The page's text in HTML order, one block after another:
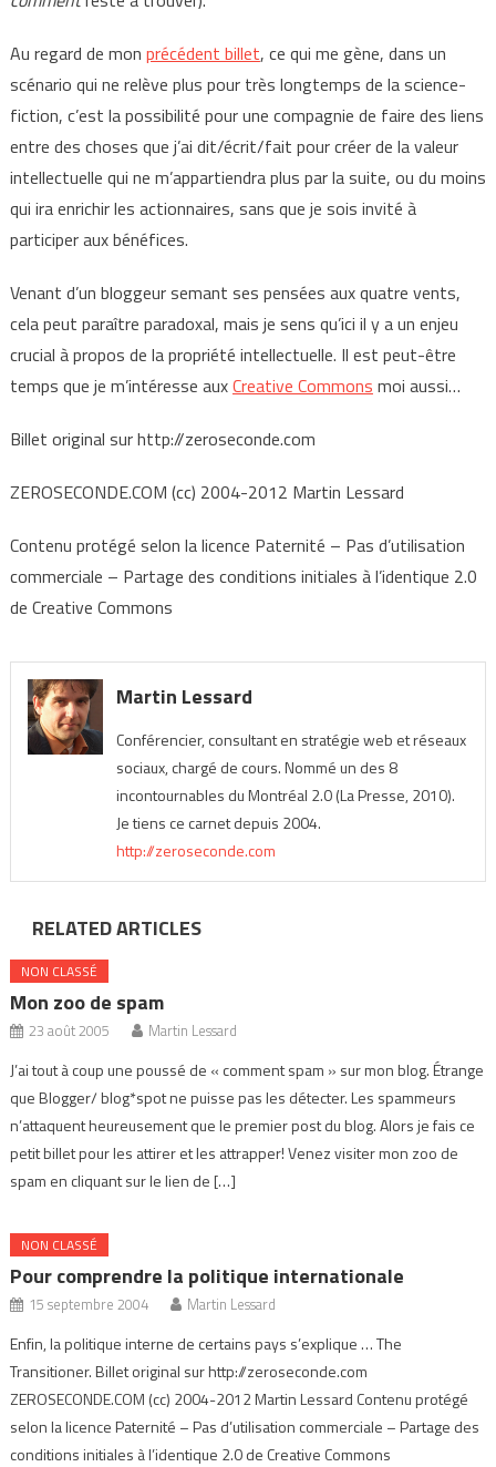
Au regard de mon précédent billet, ce qui me gène, dans un
scénario qui ne relève plus pour très longtemps de la science-
fiction, c’est la possibilité pour une compagnie de faire des liens
entre des choses que j’ai dit/écrit/fait pour créer de la valeur
intellectuelle qui ne m’appartiendra plus par la suite, ou du moins
qui ira enrichir les actionnaires, sans que je sois invité à
participer aux bénéfices.
Venant d’un bloggeur semant ses pensées aux quatre vents,
cela peut paraître paradoxal, mais je sens qu’ici il y a un enjeu
crucial à propos de la propriété intellectuelle. Il est peut-être
temps que je m’intéresse auxCreative Commons moi aussi…
Billet original sur http://zeroseconde.com
ZEROSECONDE.COM (cc) 2004-2012 Martin Lessard
Contenu protégé selon la licence Paternité – Pas d’utilisation
commerciale – Partage des conditions initiales à l’identique 2.0
de Creative Commons
Martin Lessard
Conférencier, consultant en stratégie web et réseaux
sociaux, chargé de cours. Nommé un des 8
incontournables du Montréal 2.0 (La Presse, 2010).
Je tiens ce carnet depuis 2004.
http://zeroseconde.com
RELATED ARTICLES
NON CLASSÉ
Mon zoo de spam
23 août 2005 Martin Lessard
J’ai tout à coup une poussé de « comment spam » sur mon blog. Étrange
que Blogger/ blog*spot ne puisse pas les détecter. Les spammeurs
n’attaquent heureusement que le premier post du blog. Alors je fais ce
petit billet pour les attirer et les attrapper! Venez visiter mon zoo de
spam en cliquant sur le lien de […]
NON CLASSÉ
Pour comprendre la politique internationale
15 septembre 2004 Martin Lessard
Enfin, la politique interne de certains pays s’explique … The
Transitioner. Billet original sur http://zeroseconde.com
ZEROSECONDE.COM (cc) 2004-2012 Martin Lessard Contenu protégé
selon la licence Paternité – Pas d’utilisation commerciale – Partage des
conditions initiales à l’identique 2.0 de Creative Commons